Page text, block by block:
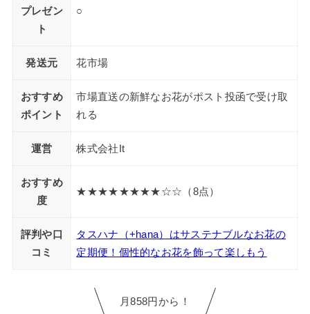
プレゼン
ト
○
発送元 花市場
おすすめ
ポイント
市場直送の新鮮なお花がポスト投函で受け取
れる
運営 株式会社It
おすすめ
度
★★★★★★★★☆☆（8点）
評判や口
コミ
タスハナ（+hana）はサステナブルなお花の
定期便！個性的なお花を飾って楽しもう
月858円から！